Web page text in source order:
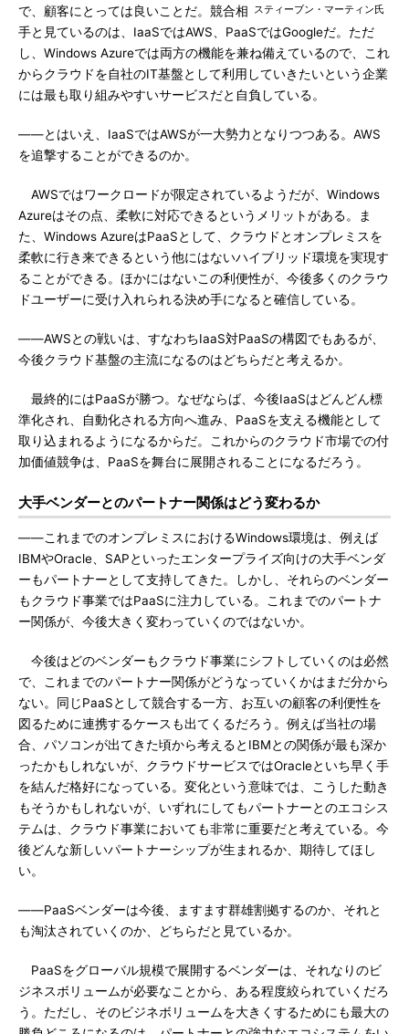
スティーブン・マーティン氏
で、顧客にとっては良いことだ。競合相
手と見ているのは、IaaSではAWS、PaaSではGoogleだ。ただ
し、Windows Azureでは両方の機能を兼ね備えているので、これ
からクラウドを自社のIT基盤として利用していきたいという企業
には最も取り組みやすいサービスだと自負している。
――とはいえ、IaaSではAWSが一大勢力となりつつある。AWS
を追撃することができるのか。
AWSではワークロードが限定されているようだが、Windows
Azureはその点、柔軟に対応できるというメリットがある。ま
た、Windows AzureはPaaSとして、クラウドとオンプレミスを
柔軟に行き来できるという他にはないハイブリッド環境を実現す
ることができる。ほかにはないこの利便性が、今後多くのクラウ
ドユーザーに受け入れられる決め手になると確信している。
――AWSとの戦いは、すなわちIaaS対PaaSの構図でもあるが、
今後クラウド基盤の主流になるのはどちらだと考えるか。
最終的にはPaaSが勝つ。なぜならば、今後IaaSはどんどん標
準化され、自動化される方向へ進み、PaaSを支える機能として
取り込まれるようになるからだ。これからのクラウド市場での付
加価値競争は、PaaSを舞台に展開されることになるだろう。
大手ベンダーとのパートナー関係はどう変わるか
――これまでのオンプレミスにおけるWindows環境は、例えば
IBMやOracle、SAPといったエンタープライズ向けの大手ベンダ
ーもパートナーとして支持してきた。しかし、それらのベンダー
もクラウド事業ではPaaSに注力している。これまでのパートナ
ー関係が、今後大きく変わっていくのではないか。
今後はどのベンダーもクラウド事業にシフトしていくのは必然
で、これまでのパートナー関係がどうなっていくかはまだ分から
ない。同じPaaSとして競合する一方、お互いの顧客の利便性を
図るために連携するケースも出てくるだろう。例えば当社の場
合、パソコンが出てきた頃から考えるとIBMとの関係が最も深か
ったかもしれないが、クラウドサービスではOracleといち早く手
を結んだ格好になっている。変化という意味では、こうした動き
もそうかもしれないが、いずれにしてもパートナーとのエコシス
テムは、クラウド事業においても非常に重要だと考えている。今
後どんな新しいパートナーシップが生まれるか、期待してほし
い。
――PaaSベンダーは今後、ますます群雄割拠するのか、それと
も淘汰されていくのか、どちらだと見ているか。
PaaSをグローバル規模で展開するベンダーは、それなりのビ
ジネスボリュームが必要なことから、ある程度絞られていくだろ
う。ただし、そのビジネボリュームを大きくするためにも最大の